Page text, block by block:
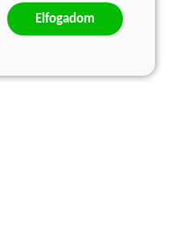
Elfogadom